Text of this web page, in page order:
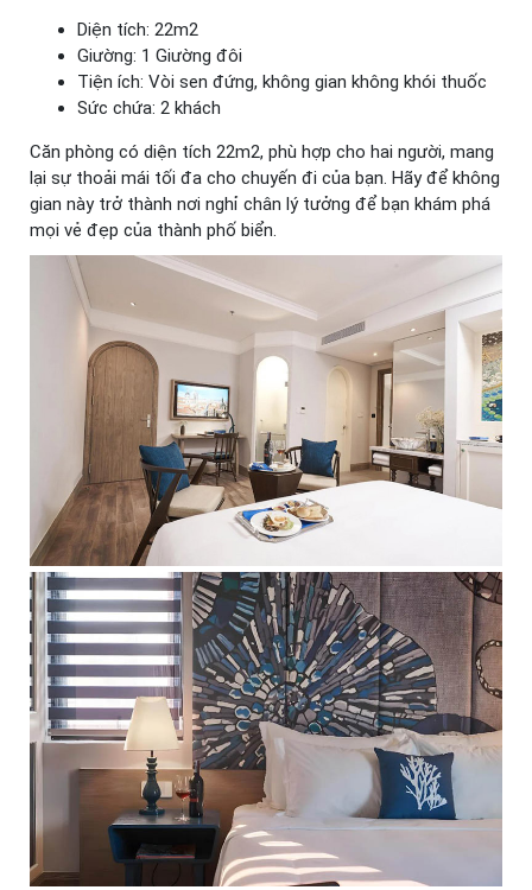
Diện tích: 22m2
Giường: 1 Giường đôi
Tiện ích: Vòi sen đứng, không gian không khói thuốc
Sức chứa: 2 khách
Căn phòng có diện tích 22m2, phù hợp cho hai người, mang
lại sự thoải mái tối đa cho chuyến đi của bạn. Hãy để không
gian này trở thành nơi nghỉ chân lý tưởng để bạn khám phá
mọi vẻ đẹp của thành phố biển.